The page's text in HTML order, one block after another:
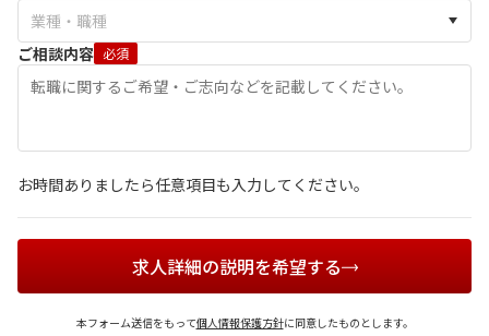
ご相談内容 必須
お時間ありましたら任意項目も入力してください。
求人詳細の説明を希望する
本フォーム送信をもって個人情報保護方針に同意したものとします。